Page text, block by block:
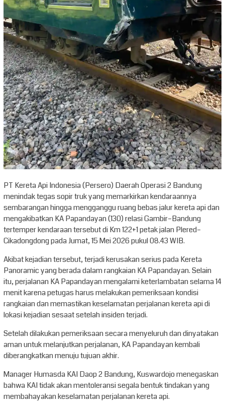
PT Kereta Api Indonesia (Persero) Daerah Operasi 2 Bandung
menindak tegas sopir truk yang memarkirkan kendaraannya
sembarangan hingga mengganggu ruang bebas jalur kereta api dan
mengakibatkan KA Papandayan (130) relasi Gambir–Bandung
tertemper kendaraan tersebut di Km 122+1 petak jalan Plered–
Cikadongdong pada Jumat, 15 Mei 2026 pukul 08.43 WIB.
Akibat kejadian tersebut, terjadi kerusakan serius pada Kereta
Panoramic yang berada dalam rangkaian KA Papandayan. Selain
itu, perjalanan KA Papandayan mengalami keterlambatan selama 14
menit karena petugas harus melakukan pemeriksaan kondisi
rangkaian dan memastikan keselamatan perjalanan kereta api di
lokasi kejadian sesaat setelah insiden terjadi.
Setelah dilakukan pemeriksaan secara menyeluruh dan dinyatakan
aman untuk melanjutkan perjalanan, KA Papandayan kembali
diberangkatkan menuju tujuan akhir.
Manager Humasda KAI Daop 2 Bandung, Kuswardojo menegaskan
bahwa KAI tidak akan mentoleransi segala bentuk tindakan yang
membahayakan keselamatan perjalanan kereta api.